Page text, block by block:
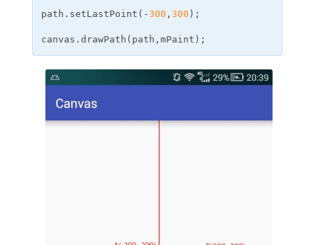
path.setLastPoint(-300 , 300 );